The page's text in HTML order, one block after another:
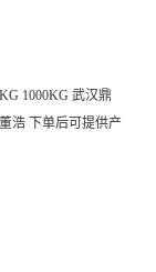
1000KG 武汉鼎
浩 下单后可提供产